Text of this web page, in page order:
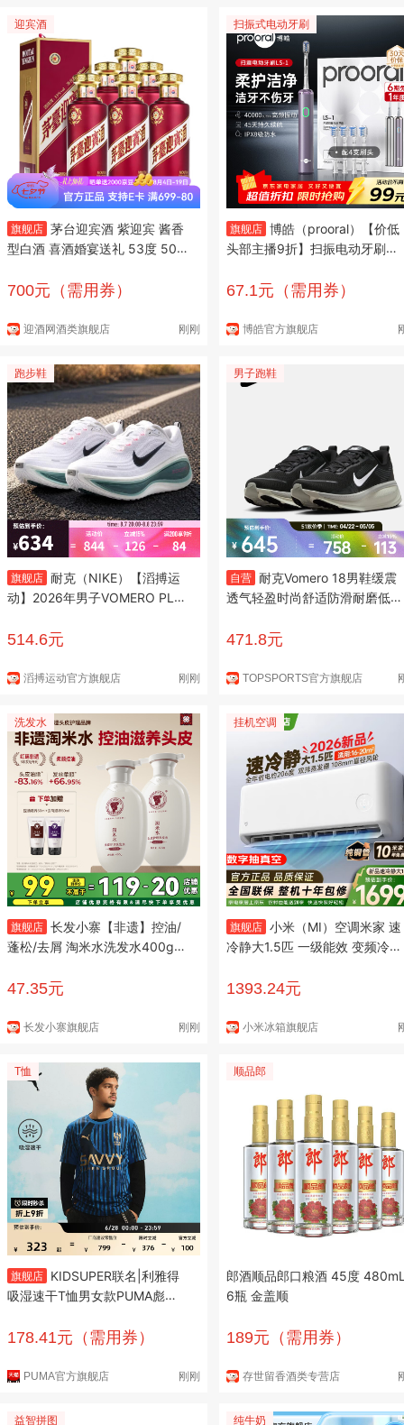
迎宾酒
旗舰店 茅台迎宾酒 紫迎宾 酱香
型白酒 喜酒婚宴送礼 53度 500
700元（需用券）
迎酒网酒类旗舰店 刚刚
扫振式电动牙刷
旗舰店 博皓（prooral）【价低
头部主播9折】扫振电动牙刷成
毛柔和牙刷头 铝合金磁吸充电
67.1元（需用券）
博皓官方旗舰店
跑步鞋
旗舰店 耐克（NIKE）【滔搏运
动】2026年男子VOMERO PLU
514.6元
滔搏运动官方旗舰店 刚刚
男子跑鞋
自营 耐克Vomero 18男鞋缓震
透气轻盈时尚舒适防滑耐磨低帮
42.5
471.8元
TOPSPORTS官方旗舰店
洗发水
旗舰店 长发小寨【非遗】控油/
蓬松/去屑 淘米水洗发水400g
惠】控油滋养洗发水400g*2
47.35元
长发小寨旗舰店 刚刚
挂机空调
旗舰店 小米（MI）空调米家 速
冷静大1.5匹 一级能效 变频冷暖
35GW-PG15/A1A1 大1.5匹 速
1393.24元
小米冰箱旗舰店
T恤
旗舰店 KIDSUPER联名|利雅得
吸湿速干T恤男女款PUMA彪马
178.41元（需用券）
PUMA官方旗舰店 刚刚
顺品郎
郎酒顺品郎口粮酒 45度
6瓶 金盖顺
189元（需用券）
存世留香酒类专营店
益智拼图 纯牛奶